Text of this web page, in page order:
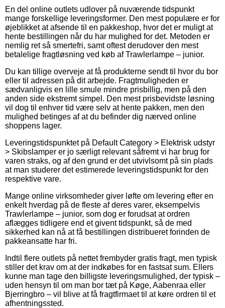
En del online outlets udlover på nuværende tidspunkt
mange forskellige leveringsformer. Den mest populære er for
øjeblikket at afsende til en pakkeshop, hvor det er muligt at
hente bestillingen når du har mulighed for det. Metoden er
nemlig ret så smertefri, samt oftest derudover den mest
betalelige fragtløsning ved køb af Trawlerlampe – junior.
Du kan tillige overveje at få produkterne sendt til hvor du bor
eller til adressen på dit arbejde. Fragtmuligheden er
sædvanligvis en lille smule mindre prisbillig, men på den
anden side ekstremt simpel. Den mest prisbevidste løsning
vil dog til enhver tid være selv at hente pakken, men den
mulighed betinges af at du befinder dig nærved online
shoppens lager.
Leveringstidspunktet på Default Category > Elektrisk udstyr
> Skibslamper er jo særligt relevant såfremt vi har brug for
varen straks, og af den grund er det utvivlsomt på sin plads
at man studerer det estimerede leveringstidspunkt for den
respektive vare.
Mange online virksomheder giver løfte om levering efter en
enkelt hverdag på de fleste af deres varer, eksempelvis
Trawlerlampe – junior, som dog er forudsat at ordren
aflægges tidligere end et givent tidspunkt, så de med
sikkerhed kan nå at få bestillingen distribueret forinden de
pakkeansatte har fri.
Indtil flere outlets på nettet frembyder gratis fragt, men typisk
stiller det krav om at der indkøbes for en fastsat sum. Ellers
kunne man tage den billigste leveringsmulighed, der typisk –
uden hensyn til om man bor tæt på Køge, Aabenraa eller
Bjerringbro – vil blive at få fragtfirmaet til at køre ordren til et
afhentningssted.